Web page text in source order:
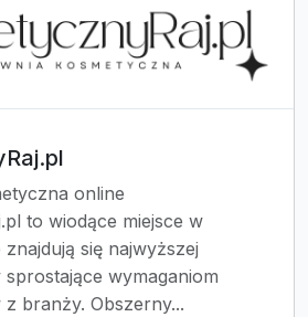
online
to wiodące miejsce w
się najwyższej
wymaganiom
branży. Obszerny...